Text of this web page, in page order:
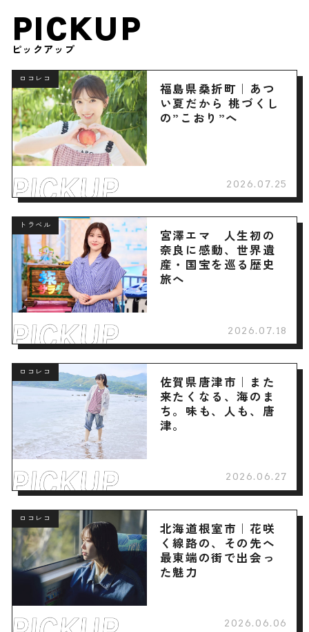
PICKUP
ピックアップ
ロコレコ
福島県桑折町｜あつ
い夏だから 桃づくし
の”こおり”へ
2026.07.25
トラベル
宮澤エマ 人生初の
奈良に感動、世界遺
産・国宝を巡る歴史
旅へ
2026.07.18
ロコレコ
佐賀県唐津市｜また
来たくなる、海のま
ち。味も、人も、唐
津。
2026.06.27
ロコレコ
北海道根室市｜花咲
く線路の、その先へ
最東端の街で出会っ
た魅力
2026.06.06